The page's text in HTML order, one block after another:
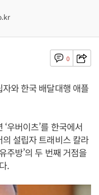
0
와 한국 배달대행 애플
우버이츠’를 한국에서
설립자 트래비스 칼라
주방’의 두 번째 거점을
.